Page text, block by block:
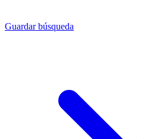
Guardar búsqueda